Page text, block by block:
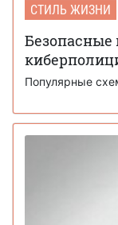
СТИЛЬ ЖИЗНИ
Безопасные
Популярные